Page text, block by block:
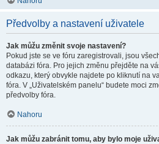
Předvolby a nastavení uživatele
Jak můžu změnit svoje nastavení?
Pokud jste se ve fóru zaregistrovali, jsou
databázi fóra. Pro jejich změnu přejděte na
odkazu, který obvykle najdete po kliknutí na
fóra. V „Uživatelském panelu“ budete moci
předvolby fóra.
Nahoru
Jak můžu zabránit tomu, aby bylo moje